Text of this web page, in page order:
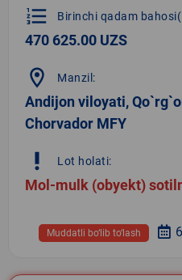
format_list_numbered Birinchi qadam
470 625.00 UZS
location_on Manzil:
Andijon viloyati,
Chorvador MFY
priority_high Lot holati:
Mol-mulk (obyekt)
Muddatli bo‘lib to‘lash